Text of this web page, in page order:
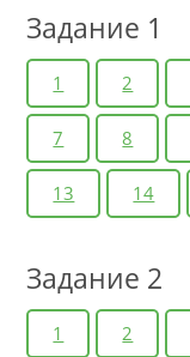
Задание 1
1 2
7 8
13 14
Задание 2
1 2